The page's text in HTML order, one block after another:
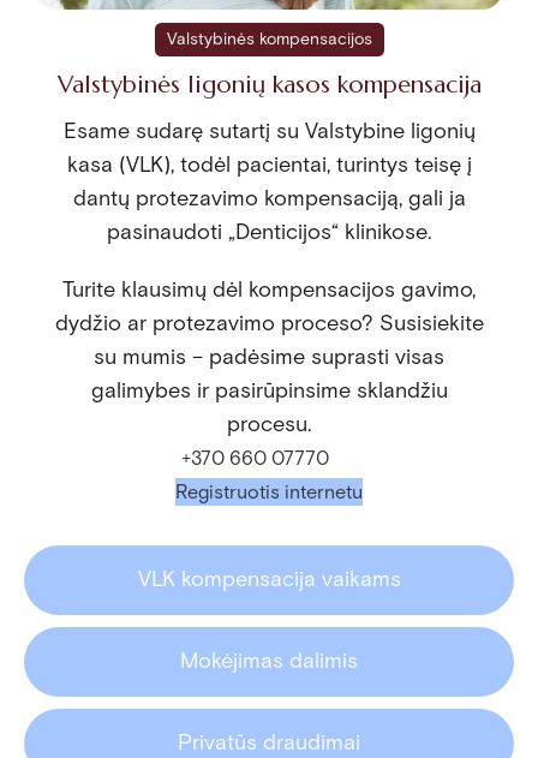
VLK kompensacija vaikams
Mokėjimas dalimis
Privatūs draudimai
Valstybinės kompensacijos
Valstybinės ligonių kasos kompensacija
Esame sudarę sutartį su Valstybine ligonių
kasa (VLK), todėl pacientai, turintys teisę į
dantų protezavimo kompensaciją, gali ja
pasinaudoti „Denticijos“ klinikose.
Turite klausimų dėl kompensacijos gavimo,
dydžio ar protezavimo proceso? Susisiekite
su mumis – padėsime suprasti visas
galimybes ir pasirūpinsime sklandžiu
procesu.
+370 660 07770
Registruotis internetu